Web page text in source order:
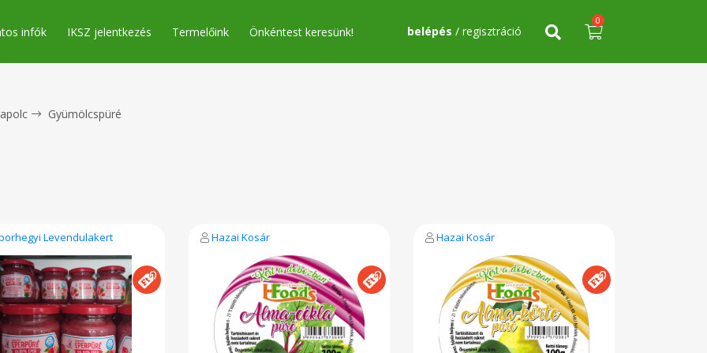
infók IKSZ jelentkezés Termelőink Önkéntest keresünk! belépés / regisztráció
0
Gyümölcspüré
Levendulakert Hazai Kosár Hazai Kosár